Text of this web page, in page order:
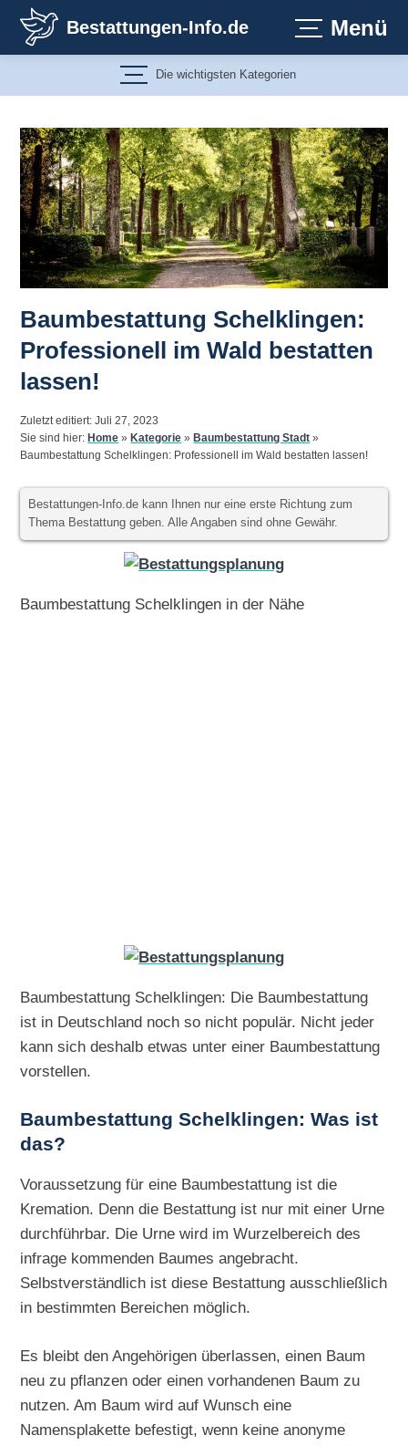
Inhalt
springen
Bestattungen-Info.de Menü
Die wichtigsten Kategorien
Baumbestattung Schelklingen:
Professionell im Wald bestatten
lassen!
Zuletzt editiert: Juli 27, 2023
Sie sind hier:Home »Kategorie »Baumbestattung Stadt »
Baumbestattung Schelklingen: Professionell im Wald bestatten lassen!
Bestattungen-Info.de kann Ihnen nur eine erste Richtung zum
Thema Bestattung geben. Alle Angaben sind ohne Gewähr.
Baumbestattung Schelklingen in der Nähe
Baumbestattung Schelklingen: Die Baumbestattung
ist in Deutschland noch so nicht populär. Nicht jeder
kann sich deshalb etwas unter einer Baumbestattung
vorstellen.
Baumbestattung Schelklingen: Was ist
das?
Voraussetzung für eine Baumbestattung ist die
Kremation. Denn die Bestattung ist nur mit einer Urne
durchführbar. Die Urne wird im Wurzelbereich des
infrage kommenden Baumes angebracht.
Selbstverständlich ist diese Bestattung ausschließlich
in bestimmten Bereichen möglich.
Es bleibt den Angehörigen überlassen, einen Baum
neu zu pflanzen oder einen vorhandenen Baum zu
nutzen. Am Baum wird auf Wunsch eine
Namensplakette befestigt, wenn keine anonyme